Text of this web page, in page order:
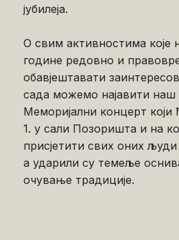
јубилеја.
О свим активностима које
године редовно и
обавјештавати
сада можемо најавити
Меморијални концерт који
1. у сали Позоришта и на
присјетити свих оних
а ударили су темеље
очување традиције.